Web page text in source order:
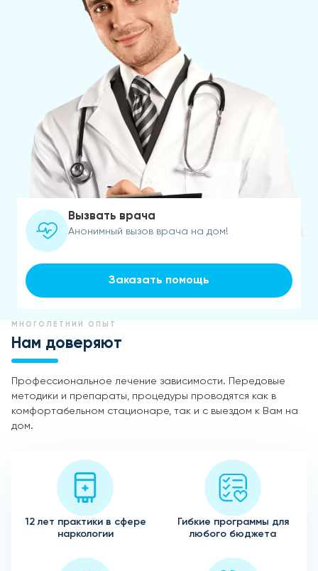
Вызвать врача
Анонимный вызов врача на дом!
Заказать помощь
МНОГОЛЕТНИЙ ОПЫТ
Нам доверяют
Профессиональное лечение зависимости. Передовые
методики и препараты, процедуры проводятся как в
комфортабельном стационаре, так и с выездом к Вам на
дом.
12 лет практики в сфере
наркологии
Гибкие программы для
любого бюджета